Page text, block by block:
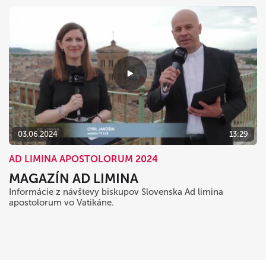
03.06.2024 13:29
AD LIMINA APOSTOLORUM 2024
MAGAZÍN AD LIMINA
Informácie z návštevy biskupov Slovenska Ad limina
apostolorum vo Vatikáne.